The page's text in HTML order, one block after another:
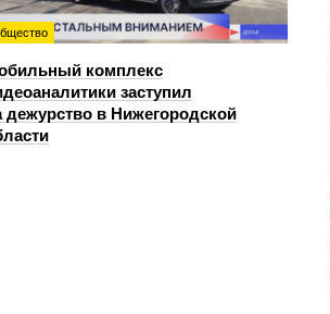
комплекс
заступил
дежурство в Нижегородской